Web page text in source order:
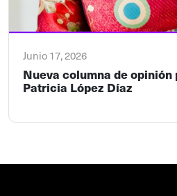
Junio 17, 2026
Nueva columna de
Patricia López Díaz